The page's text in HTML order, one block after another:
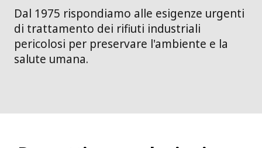
Dal 1975 rispondiamo alle esigenze urgenti
di trattamento dei rifiuti industriali
pericolosi per preservare l'ambiente e la
salute umana.